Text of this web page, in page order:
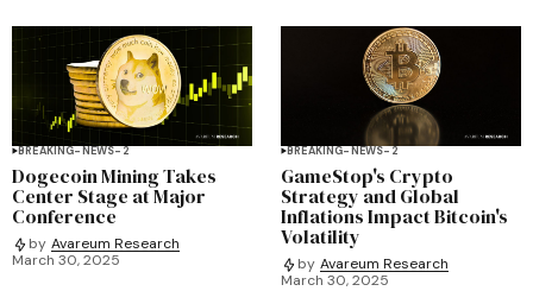
BREAKING-NEWS-2
Dogecoin Mining Takes
Center Stage at Major
Conference
by Avareum Research
March 30, 2025
BREAKING-NEWS-2
GameStop's Crypto
Strategy and Global
Inflations Impact Bitcoin's
Volatility
by Avareum Research
March 30, 2025